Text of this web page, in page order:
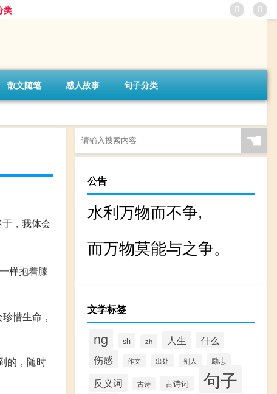
类
散文随笔 感人故事 句子分类
，我体会
样抱着膝
惜生命，
的，随时
☚
公告
水利万物而不争,
而万物莫能与之争。
文学标签
ng sh zh 人生 什么
伤感 作文 出处 别人 励志
反义词 古诗 古诗词 句子